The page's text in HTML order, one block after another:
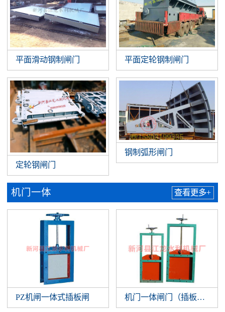
平面滑动钢制闸门 平面定轮钢制闸门
定轮钢闸门
钢制弧形闸门
机门一体 查看更多+
PZ机闸一体式插板闸 机门一体闸门（插板闸门）